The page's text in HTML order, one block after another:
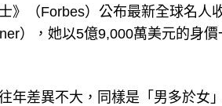
》（Forbes）公布最新全球名人
），她以5億9,000萬美元的身
年差異不大，同樣是「男多於女